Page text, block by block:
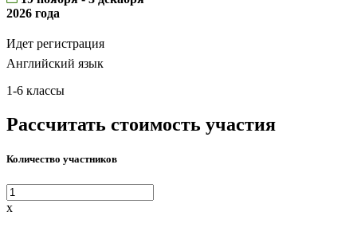
2026 года
Идет регистрация
Английский язык
1-6 классы
Рассчитать стоимость участия
Количество участников
x